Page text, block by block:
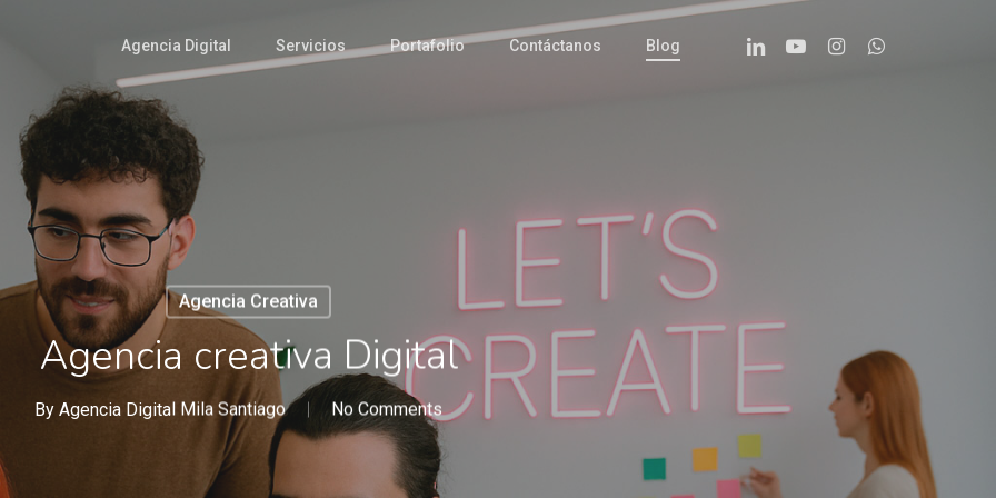
Agencia Digital Servicios Portafolio Contáctanos Blog LinkedinYoutubeInstagramWhatsapp
Agencia Creativa
Agencia creativa Digital
By Agencia Digital Mila Santiago No Comments